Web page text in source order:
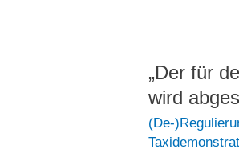
gedeckte
Konzernwillkür
„Der für
wird
(De-